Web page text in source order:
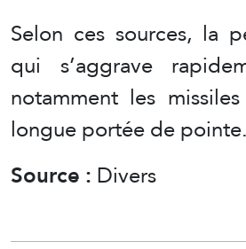
Selon ces sources, la
qui s’aggrave
notamment les
longue portée de pointe.
Source :Divers